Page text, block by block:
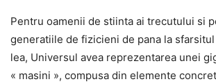
Pentru oamenii de stiinta ai trecutului si
generatiile de fizicieni de pana la
lea, Universul avea reprezentarea unei
« masini », compusa din elemente